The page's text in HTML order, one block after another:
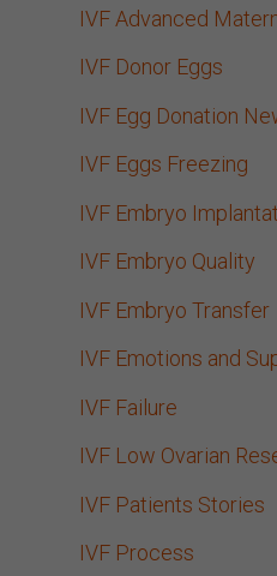
IVF Advanced
IVF Donor Eggs
IVF Egg Donation
IVF Eggs Freezing
IVF Embryo
IVF Embryo Quality
IVF Embryo Transfer
IVF Emotions and
IVF Failure
IVF Low Ovarian
IVF Patients Stories
IVF Process